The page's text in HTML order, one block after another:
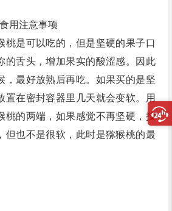
用注意事项
桃是可以吃的，但是坚硬的果子口
的舌头，增加果实的酸涩感。因此
，最好放熟后再吃。如果买的是坚
置在密封容器里几天就会变软。用
桃的两端，如果感觉不再坚硬，按
但也不是很软，此时是猕猴桃的最